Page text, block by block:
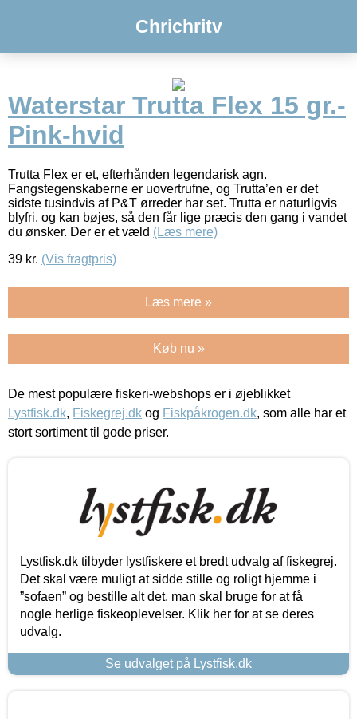
Chrichritv
Waterstar Trutta Flex 15 gr.-
Pink-hvid
Trutta Flex er et, efterhånden legendarisk agn.
Fangstegenskaberne er uovertrufne, og Trutta’en er det
sidste tusindvis af P&T ørreder har set. Trutta er naturligvis
blyfri, og kan bøjes, så den får lige præcis den gang i vandet
du ønsker. Der er et væld (Læs mere)
39 kr. (Vis fragtpris)
Læs mere »
Køb nu »
De mest populære fiskeri-webshops er i øjeblikket
Lystfisk.dk, Fiskegrej.dk og Fiskpåkrogen.dk, som alle har et
stort sortiment til gode priser.
Lystfisk.dk tilbyder lystfiskere et bredt udvalg af fiskegrej.
Det skal være muligt at sidde stille og roligt hjemme i
”sofaen” og bestille alt det, man skal bruge for at få
nogle herlige fiskeoplevelser. Klik her for at se deres
udvalg.
Se udvalget på Lystfisk.dk